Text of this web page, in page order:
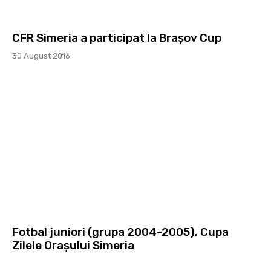
CFR Simeria a participat la Brașov Cup
30 August 2016
Fotbal juniori (grupa 2004-2005). Cupa
Zilele Orașului Simeria